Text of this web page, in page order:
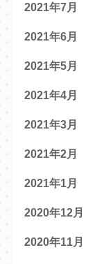
2021年7月
2021年6月
2021年5月
2021年4月
2021年3月
2021年2月
2021年1月
2020年12月
2020年11月